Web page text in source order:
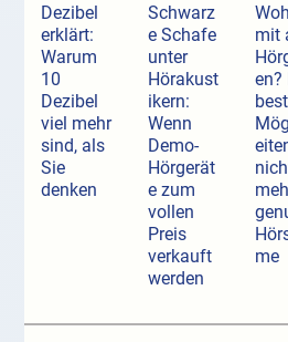
Dezibel
erklärt:
Warum
10
Dezibel
viel mehr
sind, als
Sie
denken
Schwarz
e Schafe
unter
Hörakust
ikern:
Wenn
Demo-
Hörgerät
e zum
vollen
Preis
verkauft
werden
mit
en?
me